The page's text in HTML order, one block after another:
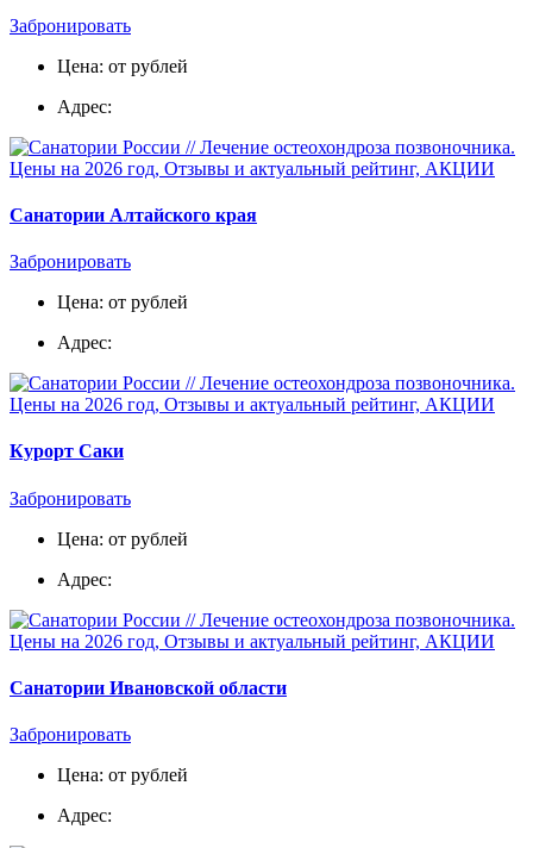
Забронировать
Цена: от рублей
Адрес:
Санатории Алтайского края
Забронировать
Цена: от рублей
Адрес:
Курорт Саки
Забронировать
Цена: от рублей
Адрес:
Санатории Ивановской области
Забронировать
Цена: от рублей
Адрес: